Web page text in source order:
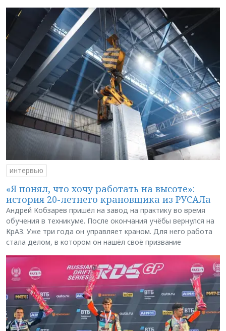
интервью
«Я понял, что хочу работать на высоте»:
история 20-летнего крановщика из РУСАЛа
Андрей Кобзарев пришёл на завод на практику во время
обучения в техникуме. После окончания учёбы вернулся на
КрАЗ. Уже три года он управляет краном. Для него работа
стала делом, в котором он нашёл своё призвание